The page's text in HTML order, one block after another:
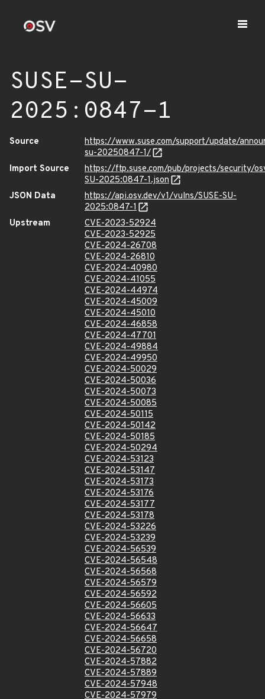
SUSE-SU-
2025:0847-1
Source
https://www.suse.com/support/update/
su-20250847-1/
Import Source
https://ftp.suse.com/pub/projects/security/
SU-2025:0847-1.json
JSON Data
https://api.osv.dev/v1/vulns/SUSE-SU-
2025:0847-1
Upstream
CVE-2023-52924
CVE-2023-52925
CVE-2024-26708
CVE-2024-26810
CVE-2024-40980
CVE-2024-41055
CVE-2024-44974
CVE-2024-45009
CVE-2024-45010
CVE-2024-46858
CVE-2024-47701
CVE-2024-49884
CVE-2024-49950
CVE-2024-50029
CVE-2024-50036
CVE-2024-50073
CVE-2024-50085
CVE-2024-50115
CVE-2024-50142
CVE-2024-50185
CVE-2024-50294
CVE-2024-53123
CVE-2024-53147
CVE-2024-53173
CVE-2024-53176
CVE-2024-53177
CVE-2024-53178
CVE-2024-53226
CVE-2024-53239
CVE-2024-56539
CVE-2024-56548
CVE-2024-56568
CVE-2024-56579
CVE-2024-56592
CVE-2024-56605
CVE-2024-56633
CVE-2024-56647
CVE-2024-56658
CVE-2024-56720
CVE-2024-57882
CVE-2024-57889
CVE-2024-57948
CVE-2024-57979